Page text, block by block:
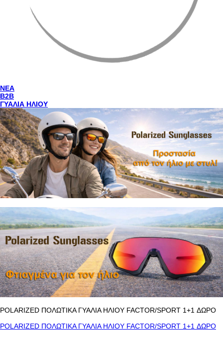
NEA
Β2Β
ΓΥΑΛΙΑ ΗΛΙΟΥ
POLARIZED ΠΟΛΩΤΙΚΑ ΓΥΑΛΙΑ ΗΛΙΟΥ FACTOR/SPORT 1+1 ΔΩΡΟ
POLARIZED ΠΟΛΩΤΙΚΑ ΓΥΑΛΙΑ ΗΛΙΟΥ FACTOR/SPORT 1+1 ΔΩΡΟ